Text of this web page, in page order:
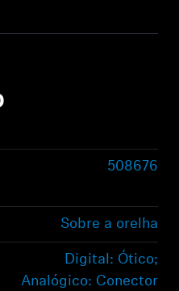
508676
Sobre a orelha
Digital: Ótico;
Analógico: Conector